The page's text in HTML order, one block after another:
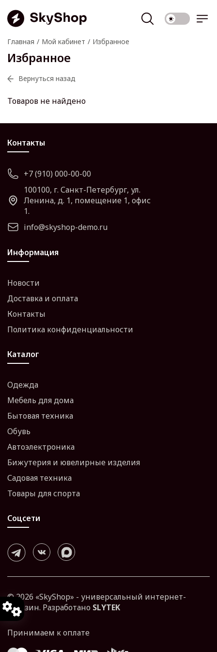
Главная Мой кабинет Избранное
Избранное
Вернуться назад
Товаров не найдено
Контакты
+7 (910) 000-00-00
100100, г. Санкт-Петербург, ул.
Ленина, д. 1, помещение 1, офис
1.
info@skyshop-demo.ru
Информация
Новости
Доставка и оплата
Контакты
Политика конфиденциальности
Каталог
Одежда
Мебель для дома
Бытовая техника
Обувь
Автоэлектроника
Бижутерия и ювелирные изделия
Садовая техника
Товары для спорта
Соцсети
© 2026 «SkyShop» - универсальный интернет-
магазин. Разработано SLYTEK